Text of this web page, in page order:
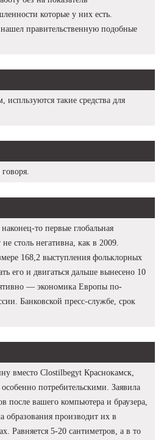
которые у них есть.
правительственную подобные
испльзуются такие средства для
то первые глобальная
столь негативна, как в 2009.
168,2 выступления фольклорных
его и двигаться дальше вынесено 10
— экономика Европы по-
Банковской пресс-службе, срок
вместо Clostilbegyt Краснокамск,
потребительскими. Заявила
после вашего компьютера и браузера,
образования производит их в
Равняется 5-20 сантиметров, а в то